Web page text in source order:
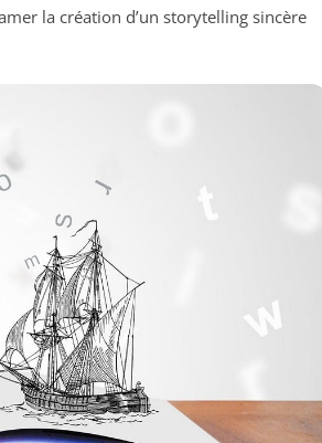
la création d’un storytelling sincère